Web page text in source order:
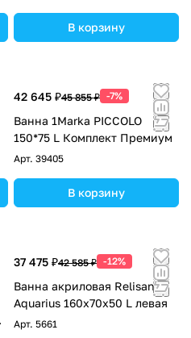
В корзину
42 645 ₽45 855 ₽ -7%
Ванна 1Marka PICCOLO
150*75 L Комплект Премиум
Арт. 39405
В корзину
37 475 ₽42 585 ₽ -12%
Ванна акриловая Relisan
Aquarius 160х70х50 L левая
Арт. 5661